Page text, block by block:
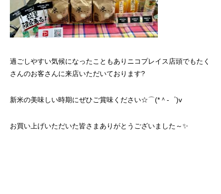
過ごしやすい気候になったこともありニコプレイス店頭でもたく
さんのお客さんに来店いただいております?
新米の美味しい時期にぜひご賞味ください☆⌒(*＾-゜)v
お買い上げいただいた皆さまありがとうございました～✨